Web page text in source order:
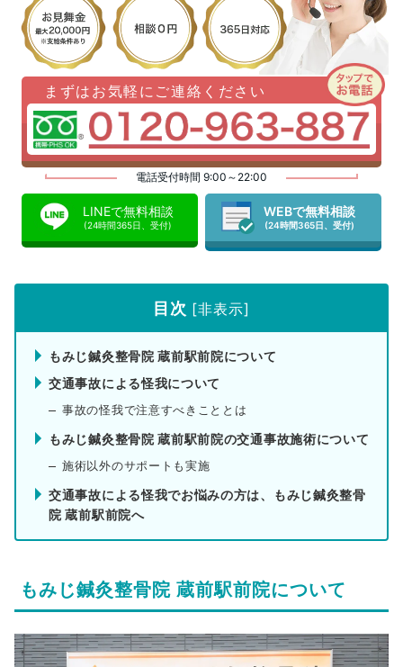
まずはお気軽にご連絡ください
電話受付時間 9:00～22:00
LINEで無料相談
(24時間365日、受付)
WEBで無料相談
(24時間365日、受付)
目次 [非表示]
もみじ鍼灸整骨院 蔵前駅前院について
交通事故による怪我について
事故の怪我で注意すべきこととは
もみじ鍼灸整骨院 蔵前駅前院の交通事故施術について
施術以外のサポートも実施
交通事故による怪我でお悩みの方は、もみじ鍼灸整骨
院 蔵前駅前院へ
もみじ鍼灸整骨院 蔵前駅前院について